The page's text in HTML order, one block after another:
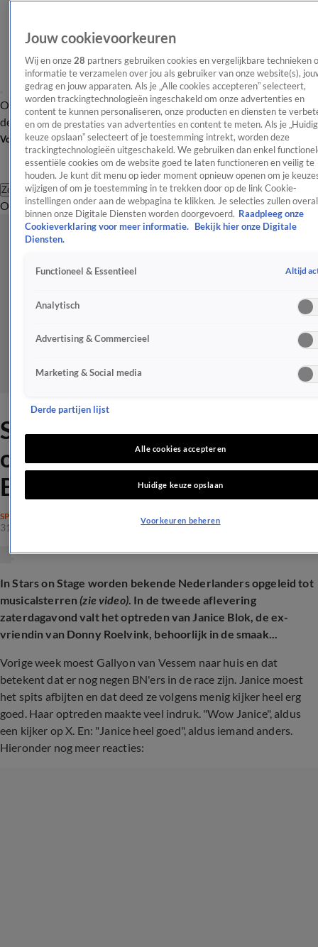
OverzichtAfleveringen Entertainment TV Algemeen
Tip
de redactieNieuwsbrief
Volg Shownieuws
Zoeken
OverzichtEntertainmentSpraakmakendRealityCrimeVideo's
Stars on Stage-kijker
ondersteboven van déze
BN'er
SPRAAKMAKEND
31 mei 2025, 20:48
In Stars on Stage worden bekende Nederlanders opgeleid tot
musicalsterren(zie video). In de tweede aflevering
zaterdagavond valt het optreden van Janice Blok, de ex-
vriendin van Donny Roelvink, behoorlijk in de smaak...
Vorige week moest Gallyon van Vessem naar huis en dat
betekent dat er nog negen BN'ers in de race zijn. Janice moest
het spits afbijten en dat deed ze volgens menig kijker heel erg
goed. Haar optreden maakte veel indruk. "Wow Janice", aldus
een kijker op X. En: "Janice heel goed", aldus iemand anders.
Hieronder nog meer reacties:
Jouw cookievoorkeuren
Wij en onze 28 partners gebruiken cookies en vergelijkbare technieken
informatie te verzamelen over jou als gebruiker van onze website(s),
gedrag en jouw apparaten. Als je „Alle cookies accepteren” selecteert,
worden trackingtechnologieën ingeschakeld om onze advertenties en
content te kunnen personaliseren, onze producten en diensten te
en om de prestaties van advertenties en content te meten. Als je
keuze opslaan” selecteert of je toestemming intrekt, worden deze
trackingtechnologieën uitgeschakeld. We gebruiken dan enkel
essentiële cookies om de website goed te laten functioneren en veilig te
houden. Je kunt dit menu op ieder moment opnieuw openen om je
wijzigen of om je toestemming in te trekken door op de link Cookie-
instellingen onder aan de webpagina te klikken. Je selecties zullen overal
binnen onze Digitale Diensten worden doorgevoerd. Raadpleeg onze
Cookieverklaring voor meer informatie.
Bekijk hier onze Digitale
Diensten.
Functioneel & Essentieel Altijd
Analytisch
Advertising & Commercieel
Marketing & Social media
Derde partijen lijst
Alle cookies accepteren
Huidige keuze opslaan
Voorkeuren beheren